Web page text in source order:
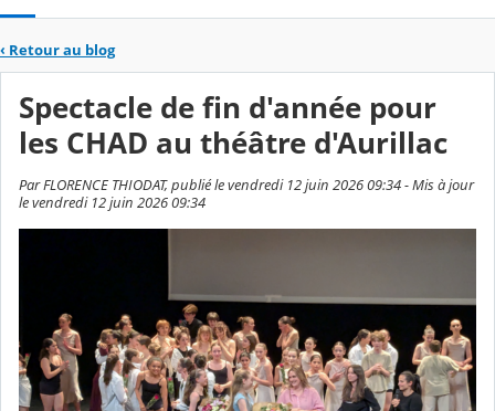
‹ Retour au blog
Spectacle de fin d'année pour
les CHAD au théâtre d'Aurillac
Par FLORENCE THIODAT, publié le vendredi 12 juin 2026 09:34 - Mis à jour
le vendredi 12 juin 2026 09:34